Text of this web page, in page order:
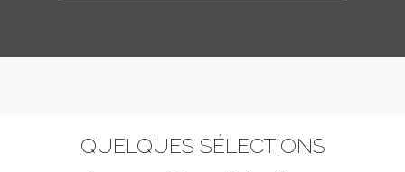
QUELQUES SÉLECTIONS